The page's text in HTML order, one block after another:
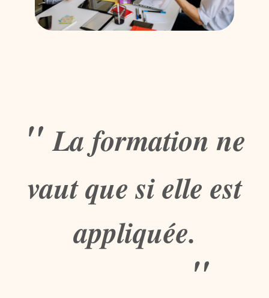
"La formation ne
vaut que si elle est
appliquée.
"